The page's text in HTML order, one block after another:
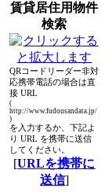
賃貸居住用物件
検索
QRコードリーダー非対
応携帯電話の場合は直
接 URL
(
http://www.fudousandata.jp/
)
を入力するか、下記よ
り URL を携帯に送信
してください。
[URLを携帯に
送信]